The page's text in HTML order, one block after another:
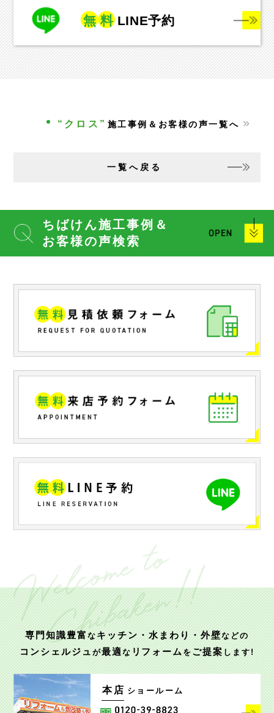
無 料 LINE予約
“クロス” 施工事例＆お客様の声一覧へ
一覧へ戻る
ちばけん施工事例＆
お客様の声検索
専門知識豊富なキッチン・水まわり・外壁などの
コンシェルジュが最適なリフォームをご提案します!
本店 ショールーム